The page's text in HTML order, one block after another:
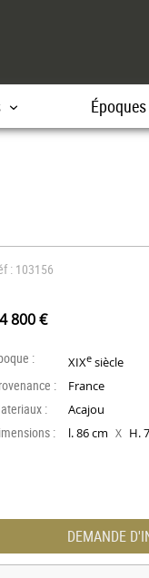
Époques
: 103156
800 €
: XIXe siècle
: France
: Acajou
: l. 86 cm X H.
DEMANDE